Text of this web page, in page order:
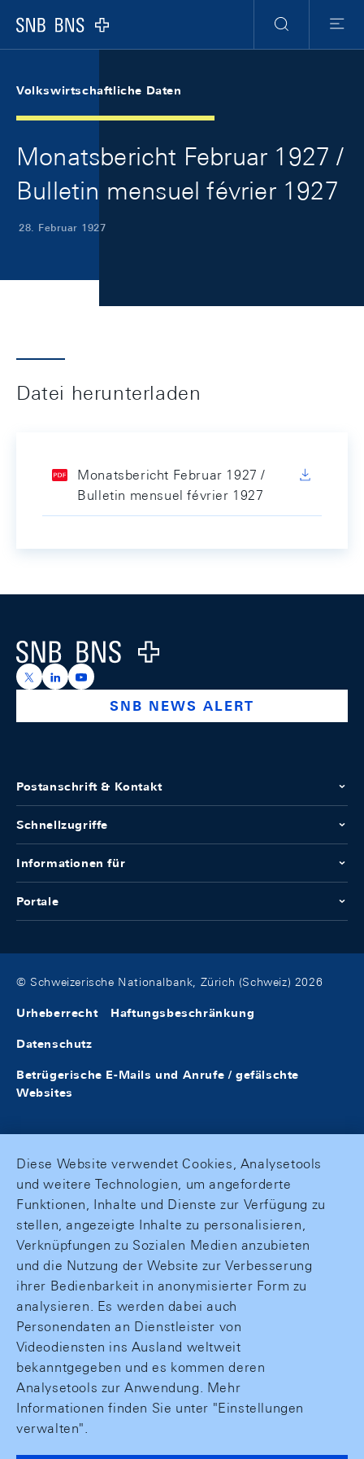
Logo
Suche
Menu
Volkswirtschaftliche Daten
Monatsbericht Februar 1927 /
Bulletin mensuel février 1927
28. Februar 1927
Datei herunterladen
Monatsbericht Februar 1927 /
Bulletin mensuel février 1927
Logo
https://x.com/snb_bns
https://ch.linkedin.com/company/swiss-national-
https://www.youtube.com/@swissnationalbank
SNB NEWS ALERT
Postanschrift & Kontakt
Schnellzugriffe
Informationen für
Portale
© Schweizerische Nationalbank, Zürich (Schweiz) 2026
Urheberrecht Haftungsbeschränkung
Datenschutz
Betrügerische E-Mails und Anrufe / gefälschte
Websites
Diese Website verwendet Cookies, Analysetools
und weitere Technologien, um angeforderte
Funktionen, Inhalte und Dienste zur Verfügung zu
stellen, angezeigte Inhalte zu personalisieren,
Verknüpfungen zu Sozialen Medien anzubieten
und die Nutzung der Website zur Verbesserung
ihrer Bedienbarkeit in anonymisierter Form zu
analysieren. Es werden dabei auch
Personendaten an Dienstleister von
Videodiensten ins Ausland weltweit
bekanntgegeben und es kommen deren
Analysetools zur Anwendung. Mehr
Informationen finden Sie unter "Einstellungen
verwalten".